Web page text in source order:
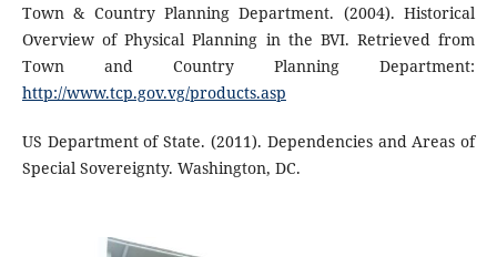
Town & Country Planning Department. (2004). Historical
Overview of Physical Planning in the BVI. Retrieved from
Town and Country Planning Department:
http://www.tcp.gov.vg/products.asp
US Department of State. (2011). Dependencies and Areas of
Special Sovereignty. Washington, DC.